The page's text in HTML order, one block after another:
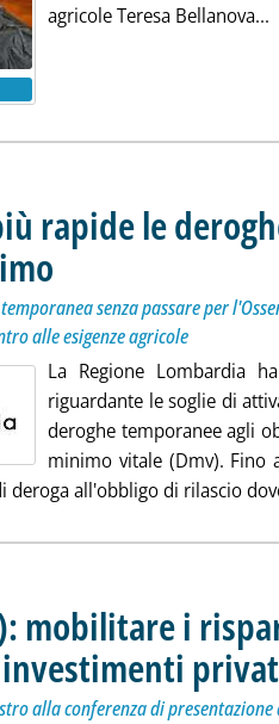
agricole Teresa Bellanova...
rapide le
. Sottotitolo: Autorizzazione di
. Pubblicata mercoledì 15 luglio 2020
senza passare per
alle esigenze agricole
La Regione Lombardia
riguardante le soglie di
deroghe temporanee agli
minimo vitale (Dmv). Fino
deroga all'obbligo di rilascio
mobilitare i
alla conferenza di